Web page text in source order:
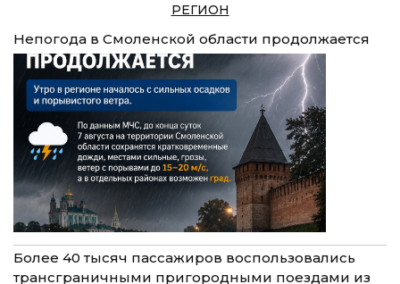
РЕГИОН
Непогода в Смоленской области продолжается
Более 40 тысяч пассажиров воспользовались
трансграничными пригородными поездами из